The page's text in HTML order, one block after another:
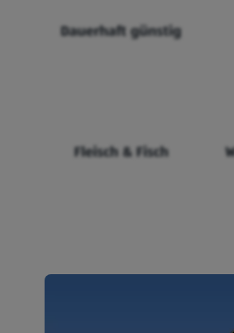
Dauerhaft günstig
Fleisch & Fisch